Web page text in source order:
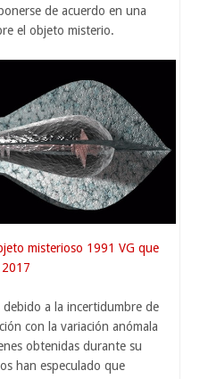
de acuerdo en una
el objeto misterio.
misterioso 1991 VG que
2017
a la incertidumbre de
con la variación anómala
obtenidas durante su
han especulado que